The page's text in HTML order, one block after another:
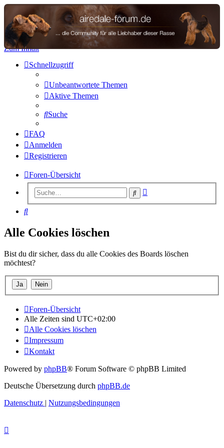
airedale-forum.de
Zum Inhalt
Schnellzugriff
Unbeantwortete Themen
Aktive Themen
Suche
FAQ
Anmelden
Registrieren
Foren-Übersicht
Suche
Suche
Alle Cookies löschen
Bist du dir sicher, dass du alle Cookies des Boards löschen
möchtest?
Foren-Übersicht
Alle Zeiten sind UTC+02:00
Alle Cookies löschen
Impressum
Kontakt
Powered by phpBB® Forum Software © phpBB Limited
Deutsche Übersetzung durch phpBB.de
Datenschutz
Nutzungsbedingungen